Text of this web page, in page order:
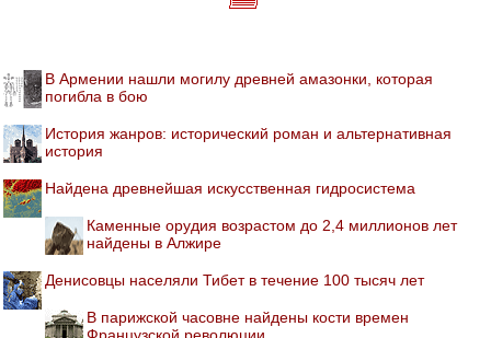
В Армении нашли могилу древней амазонки, которая
погибла в бою
История жанров: исторический роман и альтернативная
история
Найдена древнейшая искусственная гидросистема
Каменные орудия возрастом до 2,4 миллионов лет
найдены в Алжире
Денисовцы населяли Тибет в течение 100 тысяч лет
В парижской часовне найдены кости времен